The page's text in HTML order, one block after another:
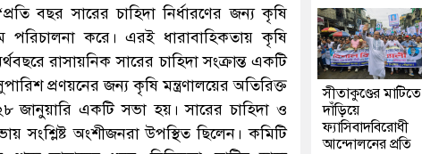
বছর সারের চাহিদা নির্ধারণের জন্য কৃষি
পরিচালনা করে। এরই ধারাবাহিকতায় কৃষি
রাসায়নিক সারের চাহিদা সংক্রান্ত একটি
প্রণয়নের জন্য কৃষি মন্ত্রণালয়ের অতিরিক্ত
জানুয়ারি একটি সভা হয়। সারের চাহিদা ও
সংশ্লিষ্ট অংশীজনরা উপস্থিত ছিলেন। কমিটি
সীতাকুণ্ডের মাটিতে
দাঁড়িয়ে
ফ্যাসিবাদবিরোধী
আন্দোলনের প্রতি